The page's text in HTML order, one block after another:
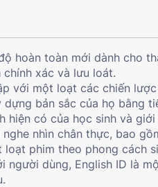
hoàn toàn mới dành cho
xác và lưu loát.
với một loạt các chiến
bản sắc của họ bằng
hiện có của học sinh và
nhìn chân thực, bao
loạt phim theo phong cách
người dùng, English ID là